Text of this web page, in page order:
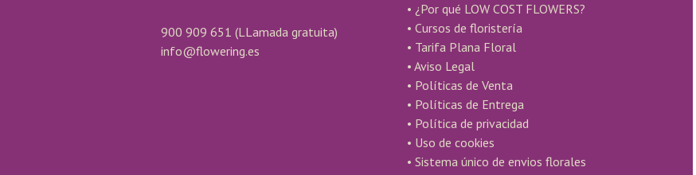
900 909 651 (LLamada gratuita)
info@flowering.es
• ¿Por qué LOW COST FLOWERS?
• Cursos de floristería
• Tarifa Plana Floral
• Aviso Legal
• Políticas de Venta
• Políticas de Entrega
• Política de privacidad
• Uso de cookies
• Sistema único de envios florales